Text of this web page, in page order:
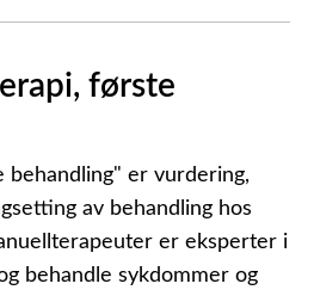
første
er vurdering,
av behandling hos
er eksperter i
behandle sykdommer og